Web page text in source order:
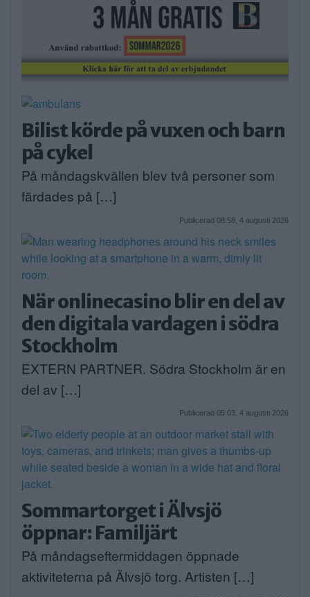
Bilist körde på vuxen och barn
på cykel
På måndagskvällen blev två personer som
färdades på […]
Publicerad 08:58, 4 augusti 2026
När onlinecasino blir en del av
den digitala vardagen i södra
Stockholm
EXTERN PARTNER. Södra Stockholm är en
del av […]
Publicerad 05:03, 4 augusti 2026
Sommartorget i Älvsjö
öppnar: Familjärt
På måndagseftermiddagen öppnade
aktiviteterna på Älvsjö torg. Artisten […]